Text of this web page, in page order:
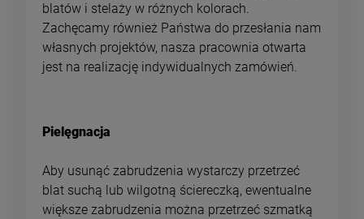
blatów i stelaży w różnych kolorach.
Zachęcamy również Państwa do przesłania nam
własnych projektów, nasza pracownia otwarta
jest na realizację indywidualnych zamówień.
Pielęgnacja
Aby usunąć zabrudzenia wystarczy przetrzeć
blat suchą lub wilgotną ściereczką, ewentualne
większe zabrudzenia można przetrzeć szmatką